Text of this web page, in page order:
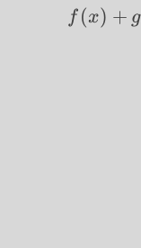
f (x) + g